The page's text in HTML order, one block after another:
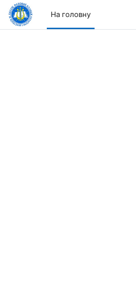
Перейти до головного вмісту
На головну